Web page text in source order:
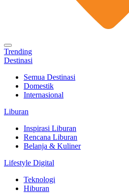
Trending
Destinasi
Semua Destinasi
Domestik
Internasional
Liburan
Inspirasi Liburan
Rencana Liburan
Belanja & Kuliner
Lifestyle Digital
Teknologi
Hiburan